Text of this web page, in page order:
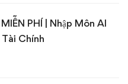
PHÍ | Nhập Môn AI
Chính